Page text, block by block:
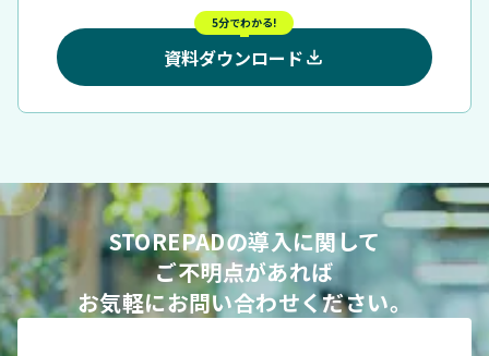
5分でわかる!
資料ダウンロード
STOREPADの導入に関して
ご不明点があれば
お気軽にお問い合わせください。